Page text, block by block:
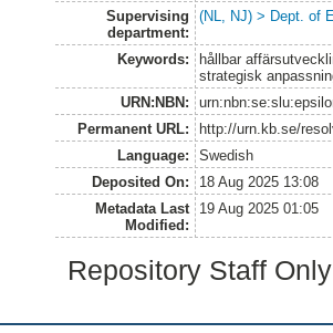
Supervising
department:
(NL, NJ) > Dept. of
Keywords:
hållbar
strategisk
URN:NBN:
Permanent URL:
http://urn.kb.se/
Language:
Swedish
Deposited On:
18 Aug 2025 13:08
Metadata Last
Modified:
19 Aug 2025 01:05
Repository Staff